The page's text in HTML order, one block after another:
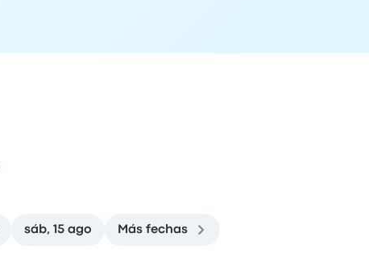
sáb, 15 ago Más fechas